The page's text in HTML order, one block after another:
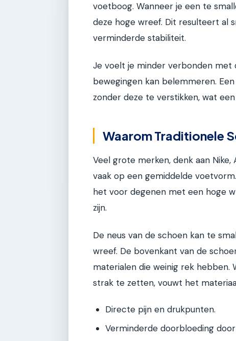
voetboog. Wanneer je een te
deze hoge wreef. Dit resulteert al
verminderde stabiliteit.
Je voelt je minder verbonden met
bewegingen kan belemmeren.
zonder deze te verstikken, wat
Waarom Traditionele
Veel grote merken, denk aan
vaak op een gemiddelde
het voor degenen met een hoge
zijn.
De neus van de schoen kan te
wreef. De bovenkant van de
materialen die weinig rek
strak te zetten, vouwt het
Directe pijn en drukpunten.
Verminderde doorbloeding